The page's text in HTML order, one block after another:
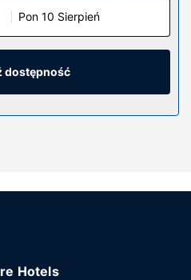
oferowane jest takie
barze/salonie klubowym.
Pon 10 Sierpień
dostępność
Hotels